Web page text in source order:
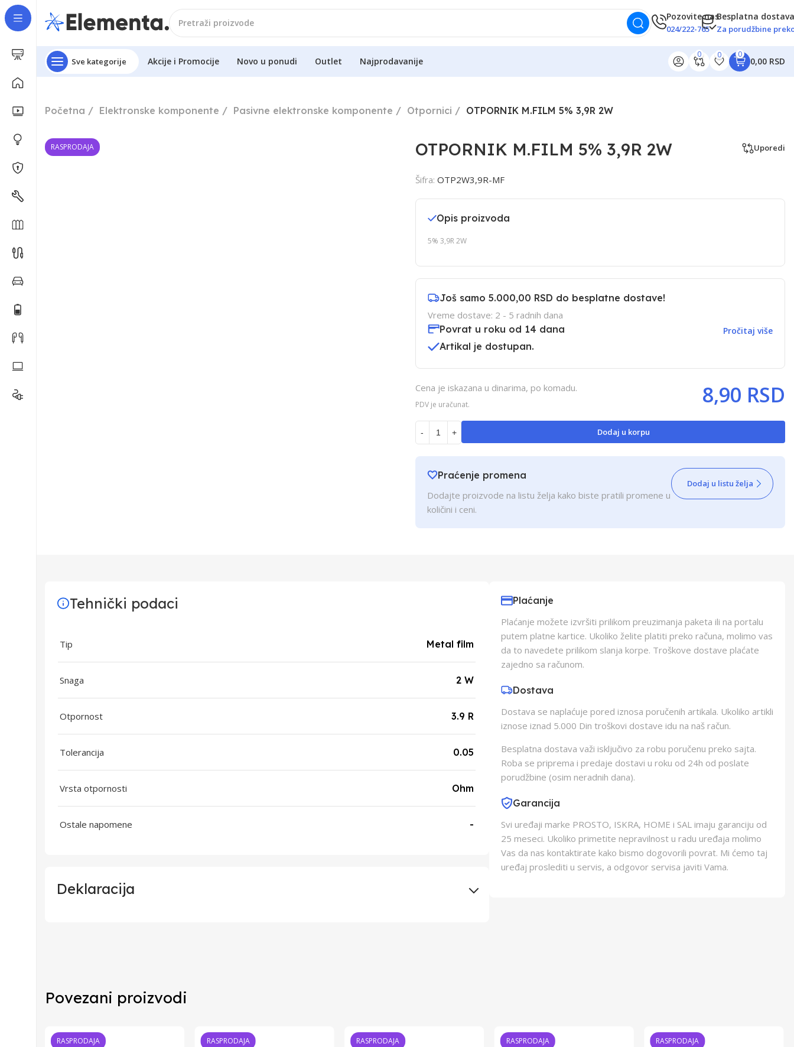
Pozovite nas
024/222-765
Besplatna
Za porudžbine
Sve kategorije Akcije i Promocije Novo u ponudi Outlet Najprodavanije
0 0 0
0,00 RSD
Početna Elektronske komponente Pasivne elektronske komponente Otpornici OTPORNIK M.FILM 5% 3,9R 2W
RASPRODAJA OTPORNIK M.FILM 5% 3,9R 2W Uporedi
Šifra: OTP2W3,9R-MF
Opis proizvoda
5% 3,9R 2W
Još samo 5.000,00 RSD do besplatne dostave!
Vreme dostave: 2 - 5 radnih dana
Povrat u roku od 14 dana
Pročitaj više
Artikal je dostupan.
Cena je iskazana u dinarima, po komadu.
PDV je uračunat. 8,90 RSD
- + Dodaj u korpu
Praćenje promena
Dodajte proizvode na listu želja kako biste pratili promene u
količini i ceni.
Dodaj u listu želja
Tehnički podaci
Tip Metal film
Snaga 2 W
Otpornost 3.9 R
Tolerancija 0.05
Vrsta otpornosti Ohm
Ostale napomene -
Deklaracija
Zemlja Porekla
Zemlja Uvoza
Plaćanje
Plaćanje možete izvršiti prilikom preuzimanja paketa ili na portalu
putem platne kartice. Ukoliko želite platiti preko računa, molimo vas
da to navedete prilikom slanja korpe. Troškove dostave plaćate
zajedno sa računom.
Dostava
Dostava se naplaćuje pored iznosa poručenih artikala. Ukoliko artikli
iznose iznad 5.000 Din troškovi dostave idu na naš račun.
Besplatna dostava važi isključivo za robu poručenu preko sajta.
Roba se priprema i predaje dostavi u roku od 24h od poslate
porudžbine (osim neradnih dana).
Garancija
Svi uređaji marke PROSTO, ISKRA, HOME i SAL imaju garanciju od
25 meseci. Ukoliko primetite nepravilnost u radu uređaja molimo
Vas da nas kontaktirate kako bismo dogovorili povrat. Mi ćemo taj
uređaj proslediti u servis, a odgovor servisa javiti Vama.
Povezani proizvodi
RASPRODAJA RASPRODAJA RASPRODAJA RASPRODAJA RASPRODAJA